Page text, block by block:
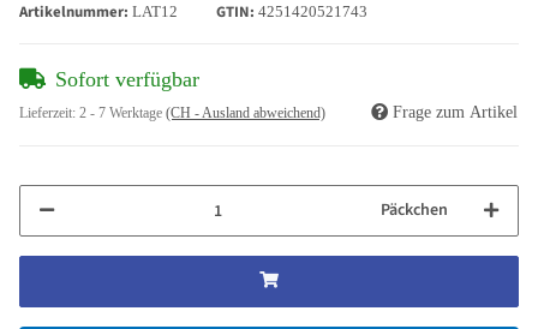
Artikelnummer: LAT12 GTIN: 4251420521743
Sofort verfügbar
Lieferzeit: 2 - 7 Werktage (CH - Ausland abweichend) Frage zum Artikel
Päckchen